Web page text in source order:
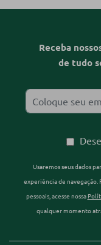
Receba
de tudo
Usaremos seus dados
experiência de navegação.
pessoais, acesse nossa
qualquer momento